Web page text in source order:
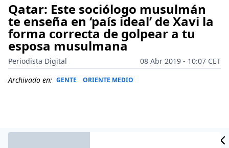
Qatar: Este sociólogo musulmán
te enseña en ‘país ideal’ de Xavi la
forma correcta de golpear a tu
esposa musulmana
Periodista Digital
08 Abr 2019 - 10:07 CET
Archivado en: GENTE ORIENTE MEDIO